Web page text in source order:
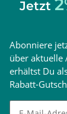
CE-
Jetzt
Abonniere
über aktuelle
erhältst Du
Rabatt-
Newsletter